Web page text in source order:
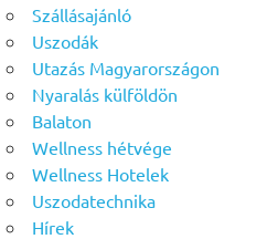
Szállásajánló
Uszodák
Utazás Magyarországon
Nyaralás külföldön
Balaton
Wellness hétvége
Wellness Hotelek
Uszodatechnika
Hírek